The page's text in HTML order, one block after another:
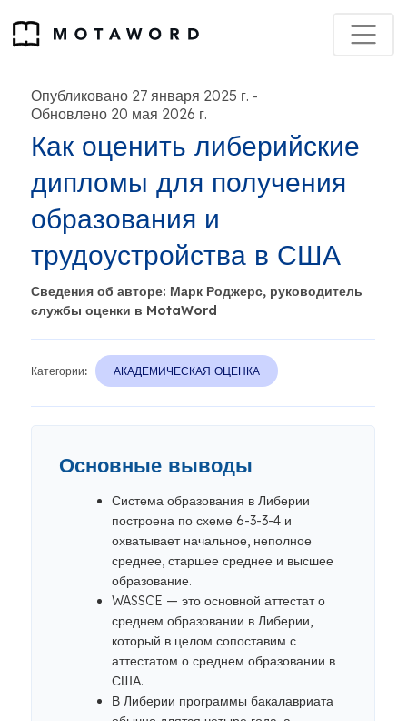
Опубликовано 27 января 2025 г. -
Обновлено 20 мая 2026 г.
Как оценить либерийские
дипломы для получения
образования и
трудоустройства в США
Сведения об авторе: Марк Роджерс, руководитель
службы оценки в MotaWord
Категории: АКАДЕМИЧЕСКАЯ ОЦЕНКА
Основные выводы
Система образования в Либерии
построена по схеме 6-3-3-4 и
охватывает начальное, неполное
среднее, старшее среднее и высшее
образование.
WASSCE — это основной аттестат о
среднем образовании в Либерии,
который в целом сопоставим с
аттестатом о среднем образовании в
США.
В Либерии программы бакалавриата